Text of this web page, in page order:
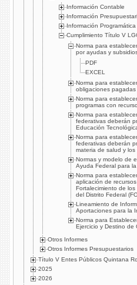
Información Contable
Información
Información Programática
Cumplimiento Título V
Norma para
por ayudas y
PDF
EXCEL
Norma para
obligaciones
Norma para
programas con
Norma para
federativas deberán
Educación
Norma para
federativas deberán
materia de salud y
Normas y modelo de
Ayuda Federal para
Norma para
aplicación de
Fortalecimiento de los
del Distrito Federal
Lineamiento de
Aportaciones para la
Norma para
Ejercicio y Destino de
Otros Informes
Otros Informes Presupuestarios
Título V Entes Públicos Quintana
2025
2026